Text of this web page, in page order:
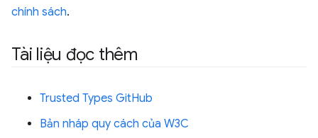
chính sách.
Tài liệu đọc thêm
Trusted Types GitHub
Bản nháp quy cách của W3C